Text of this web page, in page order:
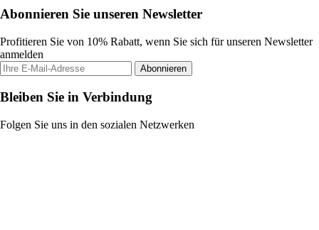
Abonnieren Sie unseren Newsletter
Profitieren Sie von 10% Rabatt, wenn Sie sich für unseren Newsletter
anmelden
Abonnieren
Bleiben Sie in Verbindung
Folgen Sie uns in den sozialen Netzwerken